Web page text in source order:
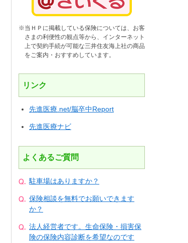
※当ＨＰに掲載している保険については、お客
さまの利便性の観点等から、インターネット
上で契約手続が可能な三井住友海上社の商品
をご案内・おすすめしています。
リンク
先進医療.net/脳卒中Report
先進医療ナビ
よくあるご質問
駐車場はありますか？
保険相談を無料でお願いできます
か？
法人経営者です。生命保険・損害保
険の保険内容診断を希望なのです